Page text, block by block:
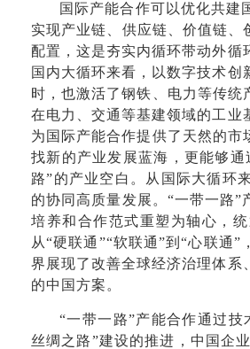
国际产能合作可以优化共建
实现产业链、供应链、价值链、
配置，这是夯实内循环带动外
国内大循环来看，以数字技术
时，也激活了钢铁、电力等传统
在电力、交通等基建领域的工业
为国际产能合作提供了天然的市
找新的产业发展蓝海，更能够
路”的产业空白。从国际大循环
的协同高质量发展。“一带一路
培养和合作范式重塑为轴心，
从“硬联通”“软联通”到“心联通
界展现了改善全球经济治理体系
的中国方案。
“一带一路”产能合作通过
丝绸之路”建设的推进，中国企